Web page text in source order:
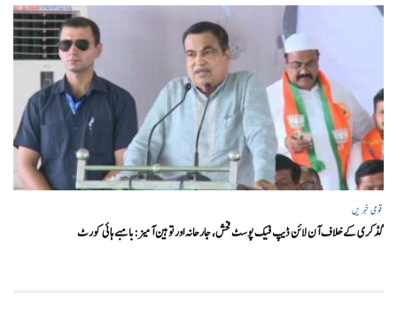
قومی خبریں
گڈکری کے خلاف آن لائن ڈیپ فیک پوسٹ فحش، جارحانہ اور توہین آمیز:بامبے ہائی کورٹ